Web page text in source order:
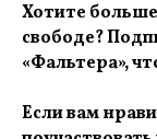
Хотите
свободе?
«Фальтера»,
Если вам